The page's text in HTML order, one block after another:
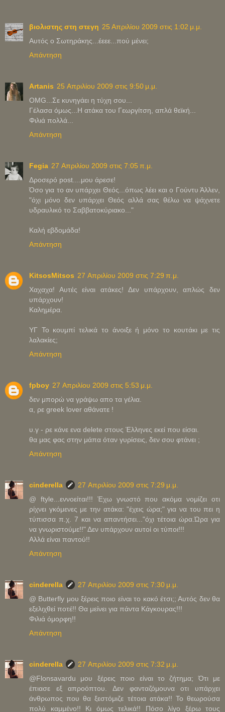
βιολιστης στη στεγη 25 Απριλίου 2009 στις 1:02 μ.μ.
Αυτός ο Σωτηράκης...έεεε...πού μένει;
Απάντηση
Artanis 25 Απριλίου 2009 στις 9:50 μ.μ.
OMG...Σε κυνηγάει η τύχη σου...
Γέλασα όμως...Η ατάκα του Γεωργίτση, απλά θεϊκή...
Φιλιά πολλά...
Απάντηση
Fegia 27 Απριλίου 2009 στις 7:05 π.μ.
Δροσερό post....μου άρεσε!
Όσο για το αν υπάρχει Θεός...όπως λέει και ο Γούντυ Άλλεν,
"όχι μόνο δεν υπάρχει Θεός αλλά σας θέλω να ψάχνετε
υδραυλικό το Σαββατοκύριακο..."
Καλή εβδομάδα!
Απάντηση
KitsosMitsos 27 Απριλίου 2009 στις 7:29 π.μ.
Χαχαχα! Αυτές είναι ατάκες! Δεν υπάρχουν, απλώς δεν
υπάρχουν!
Καλημέρα.
ΥΓ Το κουμπί τελικά το άνοιξε ή μόνο το κουτάκι με τις
λαλακίες;
Απάντηση
fpboy 27 Απριλίου 2009 στις 5:53 μ.μ.
δεν μπορώ να γράψω απο τα γέλια.
α, ρε greek lover αθάνατε !
υ.γ - ρε κάνε ενα delete στους Έλληνες εκεί που είσαι.
θα μας φας στην μάπα όταν γυρίσεις, δεν σου φτάνει ;
Απάντηση
cinderella
27 Απριλίου 2009 στις 7:29 μ.μ.
@ ftyle...εννοείται!!! Έχω γνωστό που ακόμα νομίζει οτι
ρίχνει γκόμενες με την ατάκα: "έχεις ώρα;" για να του πει η
τύπισσα π.χ. 7 και να απαντήσει..."όχι τέτοια ώρα.Ώρα για
να γνωριστούμε!!" Δεν υπάρχουν αυτοί οι τύποι!!!
Αλλά είναι παντού!!
Απάντηση
cinderella
27 Απριλίου 2009 στις 7:30 μ.μ.
@ Butterfly μου ξέρεις ποιο είναι το κακό έτσι;; Αυτός δεν θα
εξελιχθεί ποτέ!! Θα μείνει για πάντα Κάγκουρας!!!
Φιλιά όμορφη!!
Απάντηση
cinderella
27 Απριλίου 2009 στις 7:32 μ.μ.
@Flonsavardu μου ξέρεις ποιο είναι το ζήτημα; Ότι με
έπιασε εξ απροόπτου. Δεν φανταζόμουνα οτι υπάρχει
άνθρωπος που θα ξεστόμιζε τέτοια ατάκα!! Το θεωρούσα
πολύ καμμένο!! Κι όμως τελικά!! Πόσο λίγο ξέρω τους